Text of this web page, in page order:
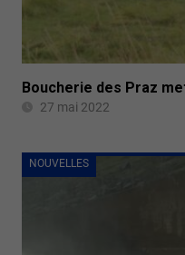
Boucherie des Praz
27 mai 2022
NOUVELLES